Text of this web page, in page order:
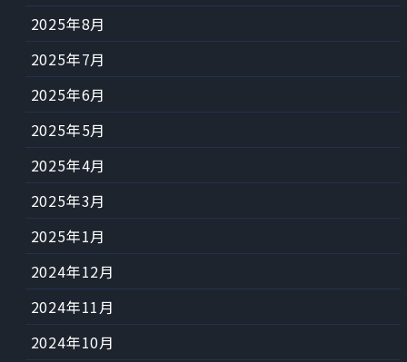
2025年8月
2025年7月
2025年6月
2025年5月
2025年4月
2025年3月
2025年1月
2024年12月
2024年11月
2024年10月